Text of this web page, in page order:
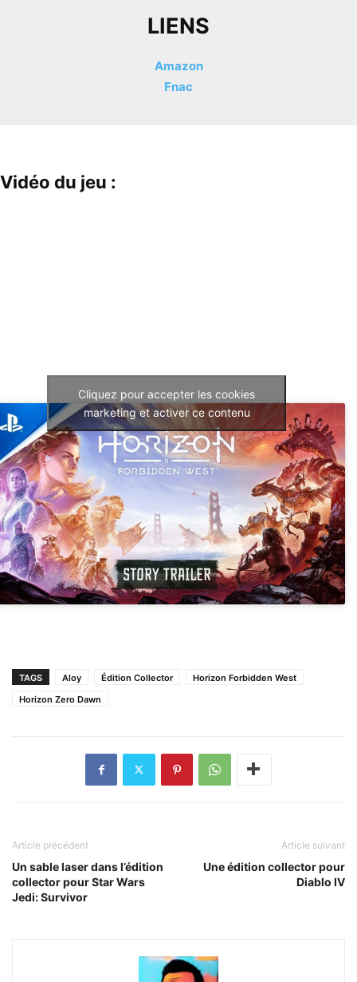
LIENS
Amazon
Fnac
Vidéo du jeu :
Cliquez pour accepter les cookies
marketing et activer ce contenu
TAGS Aloy Édition Collector
Horizon Forbidden West
Horizon Zero Dawn
Article précédent
Un sable laser dans l’édition
collector pour Star Wars
Jedi: Survivor
Article suivant
Une édition collector pour
Diablo IV